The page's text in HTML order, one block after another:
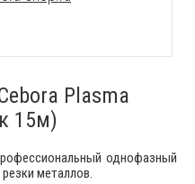
Plasma
15м)
однофазный
металлов.